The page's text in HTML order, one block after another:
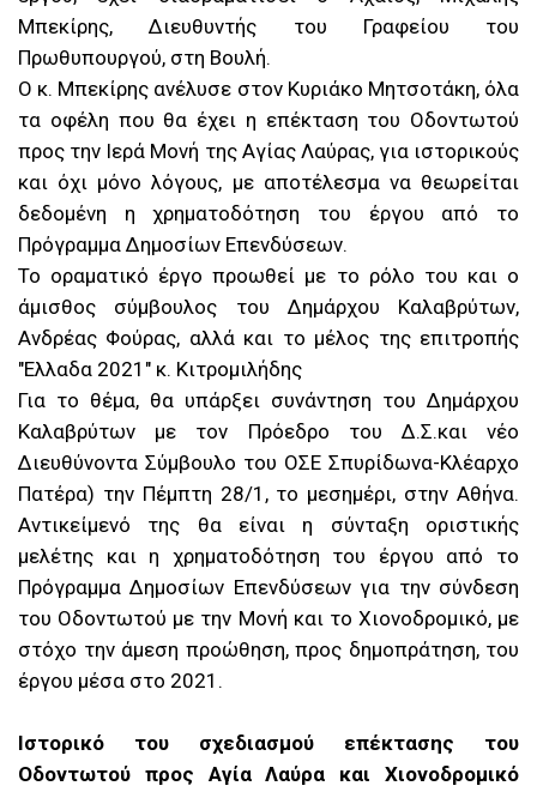
Μπεκίρης, ∆ιευθυντής του Γραφείου του
Πρωθυπουργού, στη Βουλή.
Ο κ. Μπεκίρης ανέλυσε στον Κυριάκο Μητσοτάκη, όλα
τα οφέλη που θα έχει η επέκταση του Οδοντωτού
προς την Ιερά Μονή της Αγίας Λαύρας, για ιστορικούς
και όχι µόνο λόγους, µε αποτέλεσµα να θεωρείται
δεδοµένη η χρηµατοδότηση του έργου από το
Πρόγραµµα ∆ηµοσίων Επενδύσεων.
Το οραµατικό έργο προωθεί µε το ρόλο του και ο
άµισθος σύµβουλος του ∆ηµάρχου Καλαβρύτων,
Ανδρέας Φούρας, αλλά και το μέλος της επιτροπής
"Ελλαδα 2021" κ. Κιτρομιλήδης
Για το θέμα, θα υπάρξει συνάντηση του ∆ηµάρχου
Καλαβρύτων με τον Πρόεδρο του ∆.Σ.και νέο
∆ιευθύνοντα Σύµβουλο του ΟΣΕ Σπυρίδωνα-Κλέαρχο
Πατέρα) την Πέµπτη 28/1, το µεσηµέρι, στην Αθήνα.
Αντικείµενό της θα είναι η σύνταξη οριστικής
µελέτης και η χρηµατοδότηση του έργου από το
Πρόγραµµα ∆ηµοσίων Επενδύσεων για την σύνδεση
του Οδοντωτού µε την Μονή και το Χιονοδροµικό, µε
στόχο την άµεση προώθηση, προς δηµοπράτηση, του
έργου µέσα στο 2021.
Ιστορικό του σχεδιασμού επέκτασης του
Οδοντωτού προς Αγία Λαύρα και Χιονοδρομικό